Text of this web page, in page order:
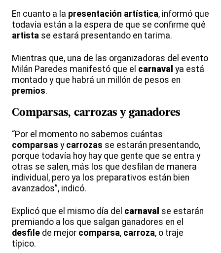
En cuanto a la presentación artística, informó que
todavía están a la espera de que se confirme qué
artista se estará presentando en tarima.
Mientras que, una de las organizadoras del evento
Milán Paredes manifestó que el carnaval ya está
montado y que habrá un millón de pesos en
premios.
Comparsas, carrozas y ganadores
“Por el momento no sabemos cuántas
comparsas y carrozas se estarán presentando,
porque todavía hoy hay que gente que se entra y
otras se salen, más los que desfilan de manera
individual, pero ya los preparativos están bien
avanzados”, indicó.
Explicó que el mismo día del carnaval se estarán
premiando a los que salgan ganadores en el
desfile de mejor comparsa, carroza, o traje
típico.